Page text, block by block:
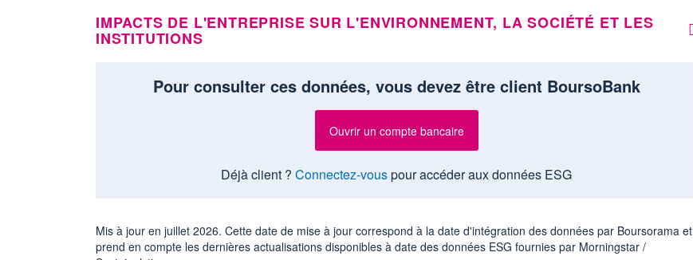
IMPACTS DE L'ENTREPRISE SUR L'ENVIRONNEMENT, LA SOCIÉTÉ ET LES
INSTITUTIONS
Pour consulter ces données, vous devez être client BoursoBank
Ouvrir un compte bancaire
Déjà client ? Connectez-vouspour accéder aux données ESG
Mis à jour en juillet 2026. Cette date de mise à jour correspond à la date d'intégration des données par Boursorama et
prend en compte les dernières actualisations disponibles à date des données ESG fournies par Morningstar /